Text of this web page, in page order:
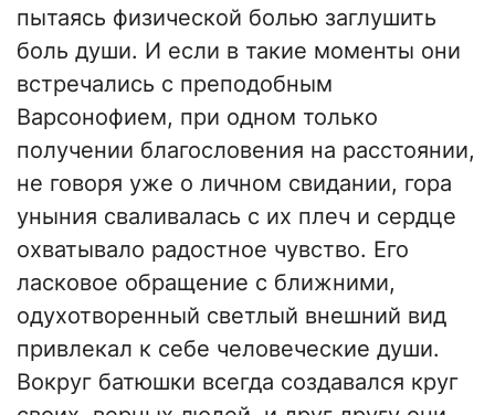
пытаясь физической болью заглушить
боль души. И если в такие моменты они
встречались с преподобным
Варсонофием, при одном только
получении благословения на расстоянии,
не говоря уже о личном свидании, гора
уныния сваливалась с их плеч и сердце
охватывало радостное чувство. Его
ласковое обращение с ближними,
одухотворенный светлый внешний вид
привлекал к себе человеческие души.
Вокруг батюшки всегда создавался круг